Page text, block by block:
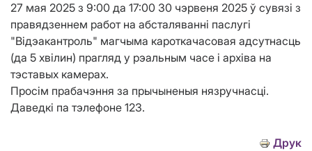
27 мая 2025 з 9:00 да 17:00 30 чэрвеня 2025 ў сувязі з
правядзеннем работ на абсталяванні паслугі
"Відэакантроль" магчыма кароткачасовая адсутнасць
(да 5 хвiлин) прагляд у рэальным часе і архіва на
тэставых камерах.
Просім прабачэння за прычыненыя нязручнасці.
Даведкі па тэлефоне 123.
Друк